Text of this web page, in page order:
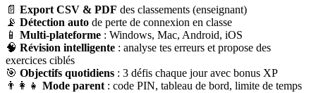
📄 Export CSV & PDF des classements (enseignant)
📡 Détection auto de perte de connexion en classe
📱 Multi-plateforme : Windows, Mac, Android, iOS
🧠 Révision intelligente : analyse tes erreurs et propose des
exercices ciblés
🎯 Objectifs quotidiens : 3 défis chaque jour avec bonus XP
👨‍👩‍👧 Mode parent : code PIN, tableau de bord, limite de temps